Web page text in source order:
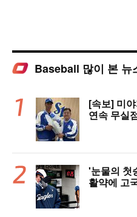
Baseball 많이 본 뉴
[속보] 미
연속 무실
'눈물의 첫
활약에 고